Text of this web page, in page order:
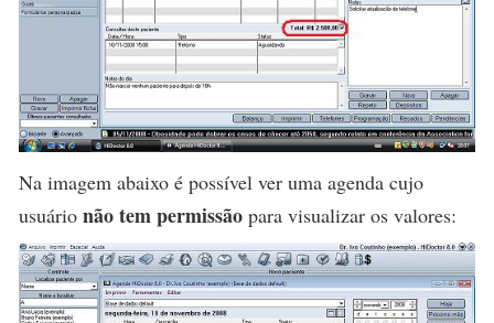
Na imagem abaixo é possível ver uma agenda cujo
usuário não tem permissão para visualizar os valores: